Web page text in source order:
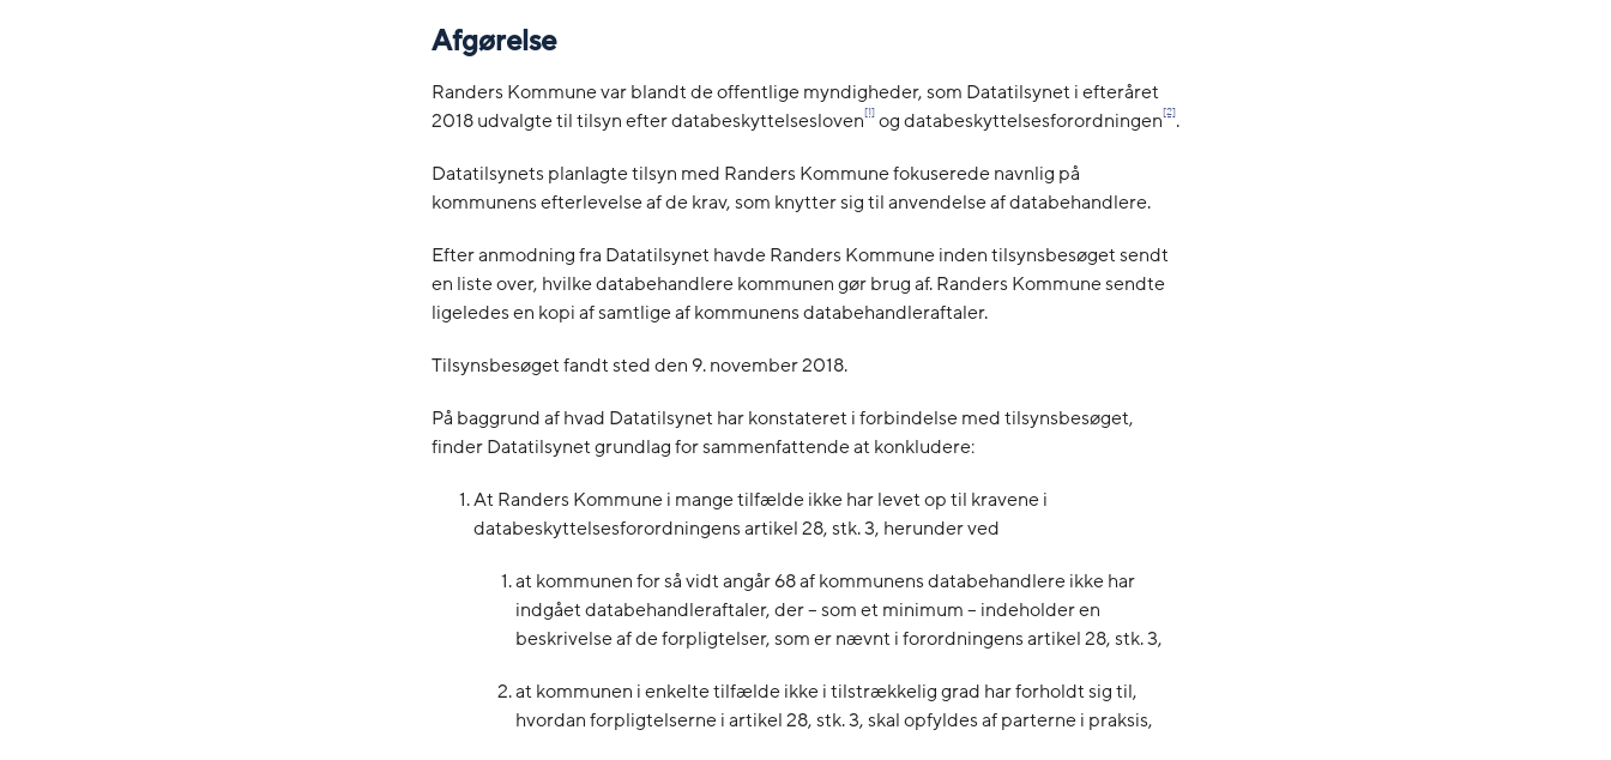
Afgørelse
Randers Kommune var blandt de offentlige myndigheder, som Datatilsynet i efteråret
2018 udvalgte til tilsyn efter databeskyttelsesloven[1] og databeskyttelsesforordningen[2].
Datatilsynets planlagte tilsyn med Randers Kommune fokuserede navnlig på
kommunens efterlevelse af de krav, som knytter sig til anvendelse af databehandlere.
Efter anmodning fra Datatilsynet havde Randers Kommune inden tilsynsbesøget sendt
en liste over, hvilke databehandlere kommunen gør brug af. Randers Kommune sendte
ligeledes en kopi af samtlige af kommunens databehandleraftaler.
Tilsynsbesøget fandt sted den 9. november 2018.
På baggrund af hvad Datatilsynet har konstateret i forbindelse med tilsynsbesøget,
finder Datatilsynet grundlag for sammenfattende at konkludere:
At Randers Kommune i mange tilfælde ikke har levet op til kravene i
databeskyttelsesforordningens artikel 28, stk. 3, herunder ved
at kommunen for så vidt angår 68 af kommunens databehandlere ikke har
indgået databehandleraftaler, der – som et minimum – indeholder en
beskrivelse af de forpligtelser, som er nævnt i forordningens artikel 28, stk. 3,
at kommunen i enkelte tilfælde ikke i tilstrækkelig grad har forholdt sig til,
hvordan forpligtelserne i artikel 28, stk. 3, skal opfyldes af parterne i praksis,